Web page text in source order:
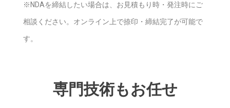
※NDAを締結したい場合は、お見積もり時・発注時にご
相談ください。オンライン上で捺印・締結完了が可能で
す。
専門技術もお任せ